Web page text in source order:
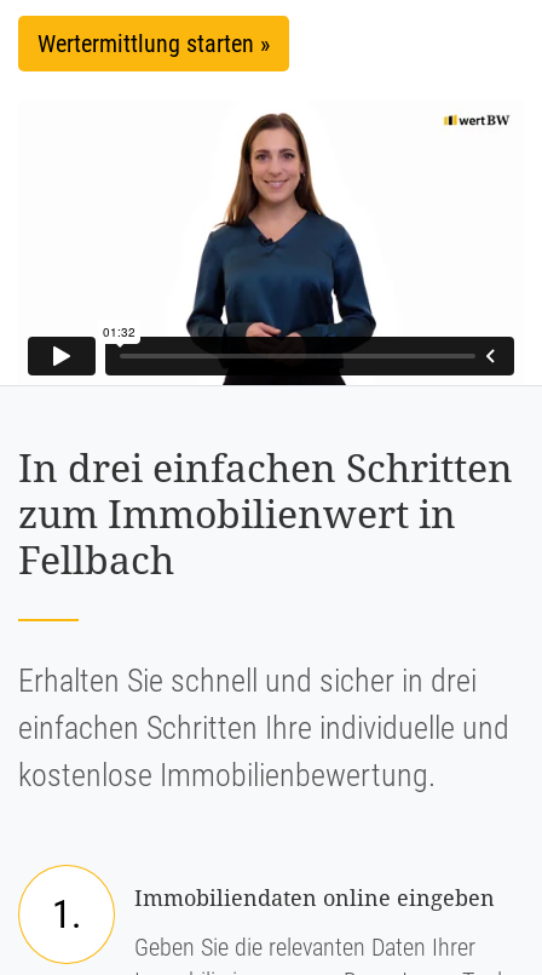
Wertermittlung starten »
In drei einfachen Schritten
zum Immobilienwert in
Fellbach
Erhalten Sie schnell und sicher in drei
einfachen Schritten Ihre individuelle und
kostenlose Immobilienbewertung.
1.
Immobiliendaten online eingeben
Geben Sie die relevanten Daten Ihrer